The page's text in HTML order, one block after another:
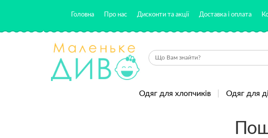
Головна Про нас Дисконти та акції Доставка і оплата
Одяг для хлопчиків Одяг для